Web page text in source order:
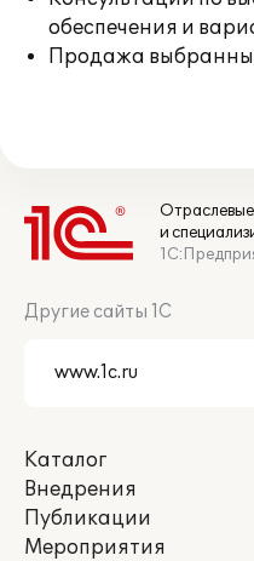
обеспечения и
Продажа
Отраслевые
и
Другие сайты 1С
Каталог
Внедрения
Публикации
Мероприятия